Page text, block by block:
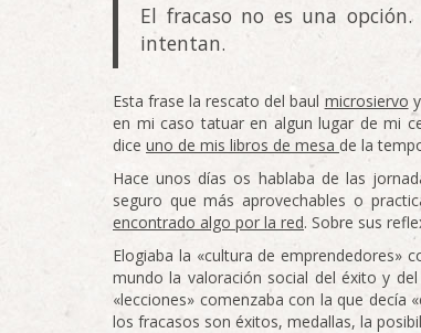
El fracaso no es una
intentan.
Esta frase la rescato del baul microsiervo
en mi caso tatuar en algun lugar de mi
dice uno de mis libros de mesa de la
Hace unos días os hablaba de las
seguro que más aprovechables o
encontrado algo por la red. Sobre sus
Elogiaba la «cultura de emprendedores»
mundo la valoración social del éxito y
«lecciones» comenzaba con la que decía
los fracasos son éxitos, medallas, la